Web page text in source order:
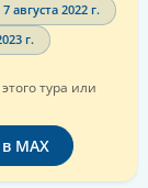
7 августа 2022 г.
г.
тура или
MAX